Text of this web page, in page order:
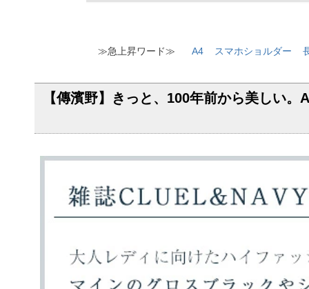
≫急上昇ワード≫ A4 スマホショルダー
【傳濱野】きっと、100年前から美し